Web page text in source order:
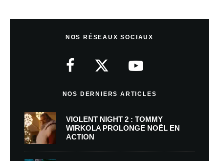
NOS RÉSEAUX SOCIAUX
NOS DERNIERS ARTICLES
VIOLENT NIGHT 2 : TOMMY
WIRKOLA PROLONGE NOËL EN
ACTION